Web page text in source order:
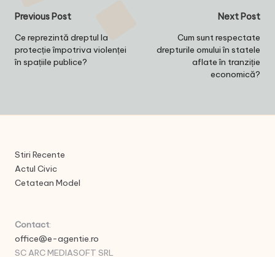
Post
navigation
Previous Post
Ce reprezintă dreptul la
protecție împotriva violenței
în spațiile publice?
Next Post
Cum sunt respectate
drepturile omului în statele
aflate în tranziție
economică?
Stiri Recente
Actul Civic
Cetatean Model
Contact:
office@e-agentie.ro
SC ARC MEDIASOFT SRL